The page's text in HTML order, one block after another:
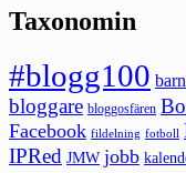
Taxonomin
#blogg100 barn
bloggare bloggosfären
Facebook fildelning fotboll
IPRed JMW jobb